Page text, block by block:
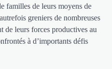
familles de leurs moyens de
greniers de nombreuses
de leurs forces productives au
à d’importants défis